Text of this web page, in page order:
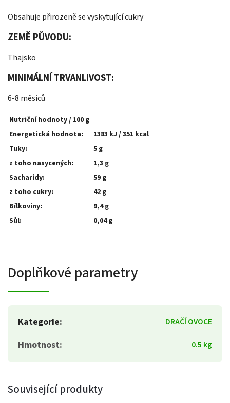
Obsahuje přirozeně se vyskytující cukry
ZEMĚ PŮVODU:
Thajsko
MINIMÁLNÍ TRVANLIVOST:
6-8 měsíců
Nutriční hodnoty / 100 g
Energetická hodnota:
1383 kJ / 351 kcal
Tuky:
5 g
z toho nasycených:
1,3 g
Sacharidy:
59 g
z toho cukry:
42 g
Bílkoviny:
9,4 g
Sůl:
0,04 g
Doplňkové parametry
Kategorie: DRAČÍ OVOCE
Hmotnost: 0.5 kg
Související produkty